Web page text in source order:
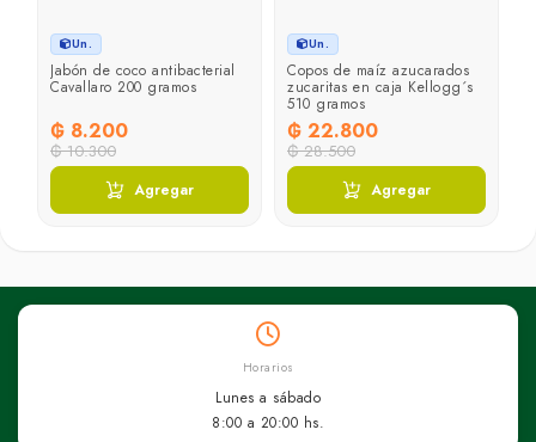
Un.
Jabón de coco antibacterial
Cavallaro 200 gramos
₲ 8.200
₲ 10.300
Agregar
Un.
Copos de maíz azucarados
zucaritas en caja Kellogg´s
510 gramos
₲ 22.800
₲ 28.500
Agregar
Horarios
Lunes a sábado
8:00 a 20:00 hs.